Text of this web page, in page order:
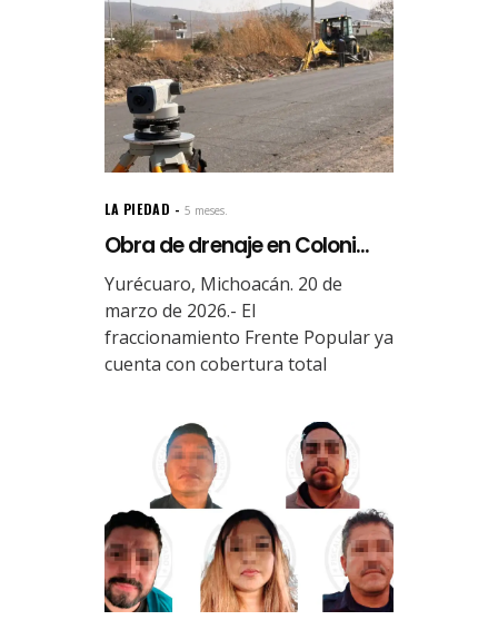
LA PIEDAD 5 meses.
Obra de drenaje en Coloni...
Yurécuaro, Michoacán. 20 de
marzo de 2026.- El
fraccionamiento Frente Popular ya
cuenta con cobertura total